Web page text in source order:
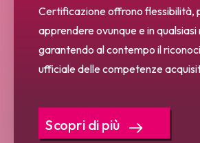
Certificazione offrono flessibilità,
apprendere ovunque e in
garantendo al contempo il
ufficiale delle competenze
Scopri di più